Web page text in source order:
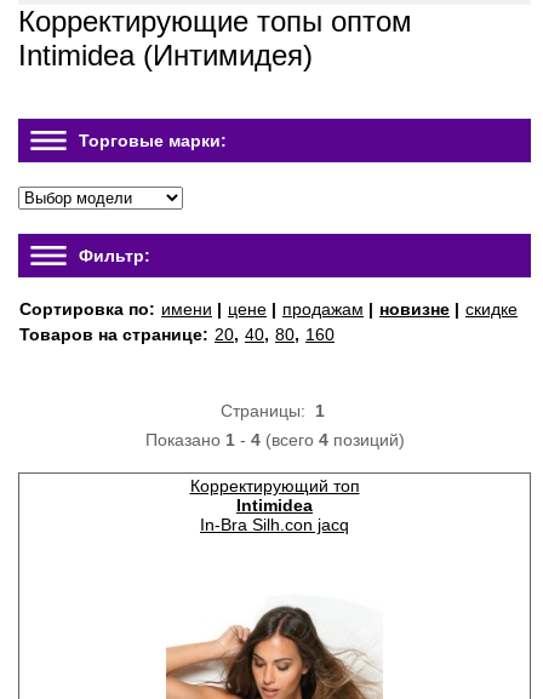
Корректирующие топы оптом
Intimidea (Интимидея)
Торговые марки:
Фильтр:
Сортировка по: имени | цене | продажам | новизне | скидке
Товаров на странице: 20, 40, 80, 160
Страницы: 1
Показано 1- 4(всего 4позиций)
Корректирующий топ
Intimidea
In-Bra Silh.con jacq